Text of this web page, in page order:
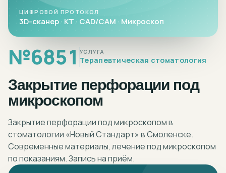
№6851УСЛУГА
Терапевтическая стоматология
Закрытие перфорации под
микроскопом
Закрытие перфорации под микроскопом в
стоматологии «Новый Стандарт» в Смоленске.
Современные материалы, лечение под микроскопом
по показаниям. Запись на приём.
ЦИФРОВОЙ ПРОТОКОЛ
3D-сканер · КТ · CAD/CAM · Микроскоп